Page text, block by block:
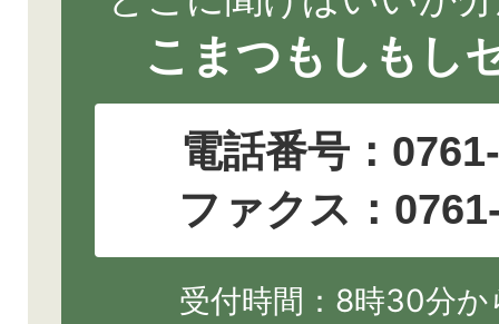
こまつもしもし
電話番号：
ファクス：
受付時間：8時30分